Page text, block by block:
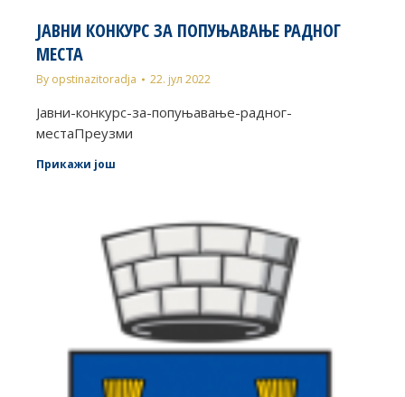
ЈАВНИ КОНКУРС ЗА ПОПУЊАВАЊЕ РАДНОГ
МЕСТА
By opstinazitoradja 22. јул 2022
Јавни-конкурс-за-попуњавање-радног-
местаПреузми
Прикажи још